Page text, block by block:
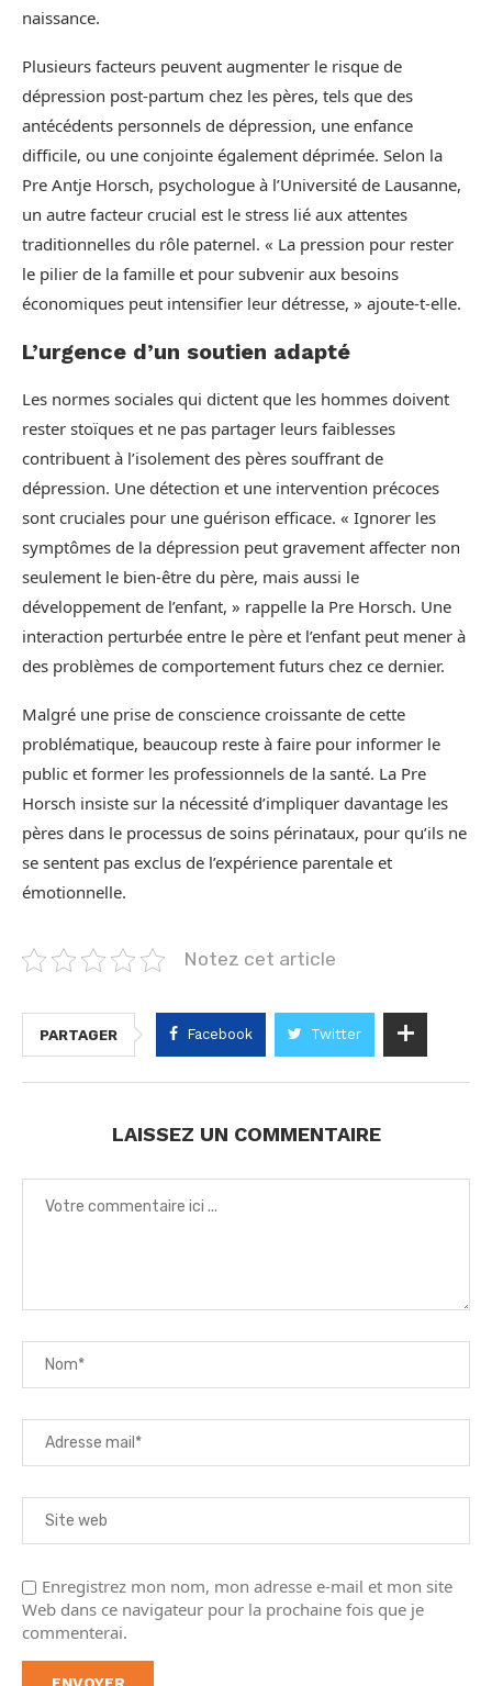
naissance.
Plusieurs facteurs peuvent augmenter le risque de
dépression post-partum chez les pères, tels que des
antécédents personnels de dépression, une enfance
difficile, ou une conjointe également déprimée. Selon la
Pre Antje Horsch, psychologue à l’Université de Lausanne,
un autre facteur crucial est le stress lié aux attentes
traditionnelles du rôle paternel. « La pression pour rester
le pilier de la famille et pour subvenir aux besoins
économiques peut intensifier leur détresse, » ajoute-t-elle.
L’urgence d’un soutien adapté
Les normes sociales qui dictent que les hommes doivent
rester stoïques et ne pas partager leurs faiblesses
contribuent à l’isolement des pères souffrant de
dépression. Une détection et une intervention précoces
sont cruciales pour une guérison efficace. « Ignorer les
symptômes de la dépression peut gravement affecter non
seulement le bien-être du père, mais aussi le
développement de l’enfant, » rappelle la Pre Horsch. Une
interaction perturbée entre le père et l’enfant peut mener à
des problèmes de comportement futurs chez ce dernier.
Malgré une prise de conscience croissante de cette
problématique, beaucoup reste à faire pour informer le
public et former les professionnels de la santé. La Pre
Horsch insiste sur la nécessité d’impliquer davantage les
pères dans le processus de soins périnataux, pour qu’ils ne
se sentent pas exclus de l’expérience parentale et
émotionnelle.
Notez cet article
PARTAGER Facebook Twitter
LAISSEZ UN COMMENTAIRE
Enregistrez mon nom, mon adresse e-mail et mon site
Web dans ce navigateur pour la prochaine fois que je
commenterai.